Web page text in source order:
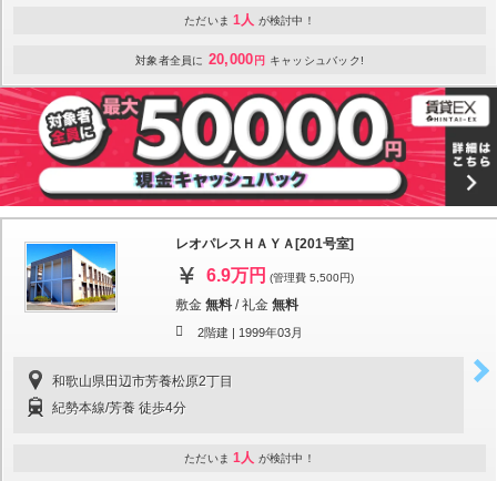
ただいま 1人 が検討中！
対象者全員に 20,000 円 キャッシュバック!
レオパレスＨＡＹＡ[201号室]
6.9万円 (管理費 5,500円)
敷金 無料 /礼金 無料
2階建 | 1999年03月
和歌山県田辺市芳養松原2丁目
紀勢本線/芳養 徒歩4分
ただいま 1人 が検討中！